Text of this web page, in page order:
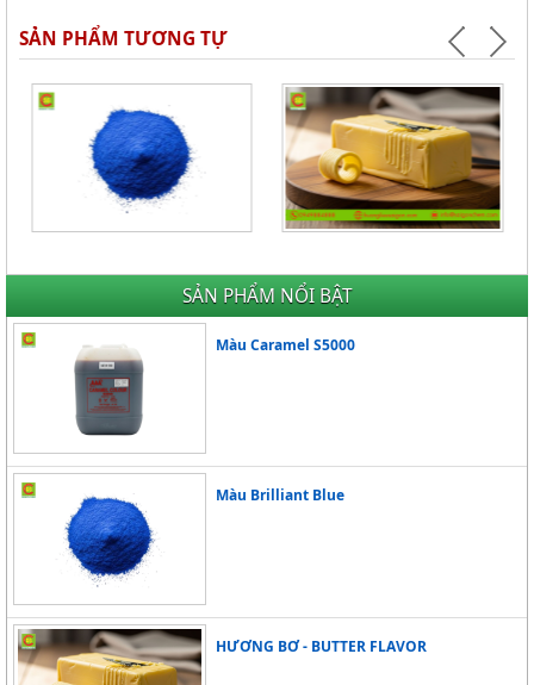
SẢN PHẨM NỔI BẬT
Màu Caramel S5000
Màu Brilliant Blue
HƯƠNG BƠ - BUTTER FLAVOR
SẢN PHẨM TƯƠNG TỰ